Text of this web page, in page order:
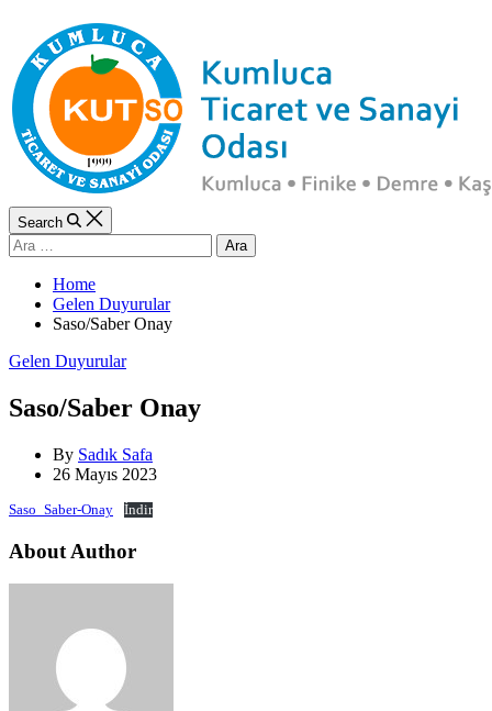
Search
Arama:
Home
Gelen Duyurular
Saso/Saber Onay
Categories
Gelen Duyurular
Saso/Saber Onay
By Sadık Safa
26 Mayıs 2023
Saso_Saber-Onay İndir
About Author